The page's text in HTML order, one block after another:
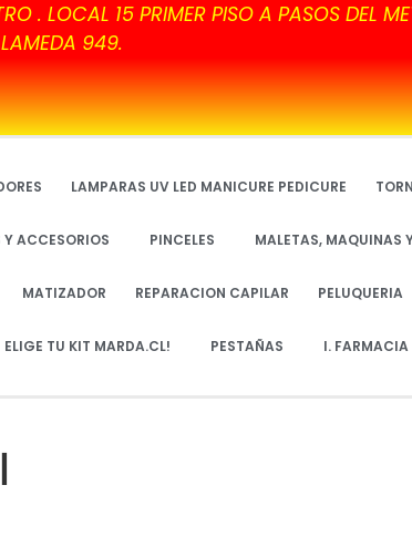
. LOCAL 15 PRIMER PISO A PASOS DEL
949.
LAMPARAS UV LED MANICURE PEDICURE
Y ACCESORIOS PINCELES MALETAS, MAQUINAS
MATIZADOR REPARACION CAPILAR PELUQUERIA
ELIGE TU KIT MARDA.CL! PESTAÑAS I. FARMACIA